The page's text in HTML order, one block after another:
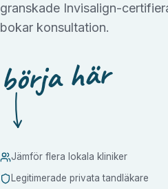
granskade Invisalign-
bokar konsultation.
börja här
Jämför flera lokala kliniker
Legitimerade privata tandläkare